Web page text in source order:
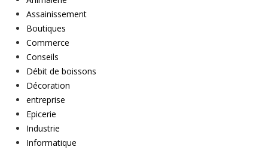
Assainissement
Boutiques
Commerce
Conseils
Débit de boissons
Décoration
entreprise
Epicerie
Industrie
Informatique